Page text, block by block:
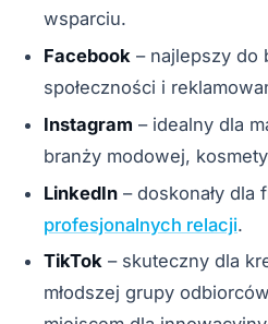
wsparciu.
Facebook – najlepszy do
społeczności i
Instagram – idealny dla
branży modowej,
LinkedIn – doskonały dla
profesjonalnych relacji.
TikTok – skuteczny dla
młodszej grupy